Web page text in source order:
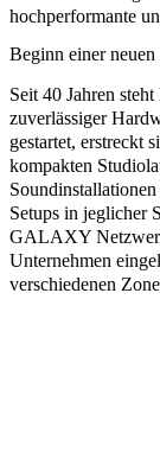
hochperformante
Beginn einer
Seit 40 Jahren
zuverlässiger
gestartet, erstreckt
kompakten
Soundinstallationen
Setups in jeglicher
GALAXY
Unternehmen
verschiedenen